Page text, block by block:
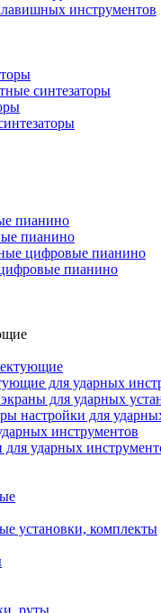
инструментов
синтезаторы
пианино
пианино
цифровые пианино
пианино
для ударных
для ударных
настройки для
инструментов
ударных
установки, комплекты
руты